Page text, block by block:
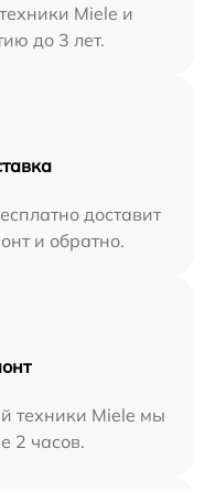
Miele и
до 3 лет.
доставит
и обратно.
техники Miele мы
2 часов.